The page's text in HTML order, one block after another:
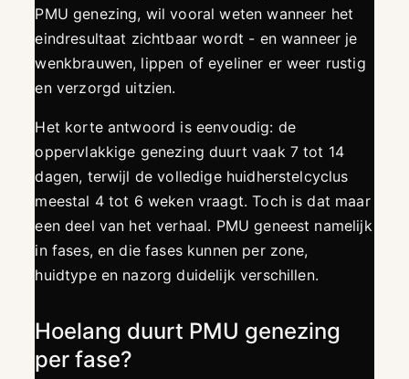
PMU genezing, wil vooral weten wanneer het
eindresultaat zichtbaar wordt - en wanneer je
wenkbrauwen, lippen of eyeliner er weer rustig
en verzorgd uitzien.
Het korte antwoord is eenvoudig: de
oppervlakkige genezing duurt vaak 7 tot 14
dagen, terwijl de volledige huidherstelcyclus
meestal 4 tot 6 weken vraagt. Toch is dat maar
een deel van het verhaal. PMU geneest namelijk
in fases, en die fases kunnen per zone,
huidtype en nazorg duidelijk verschillen.
Hoelang duurt PMU genezing
per fase?